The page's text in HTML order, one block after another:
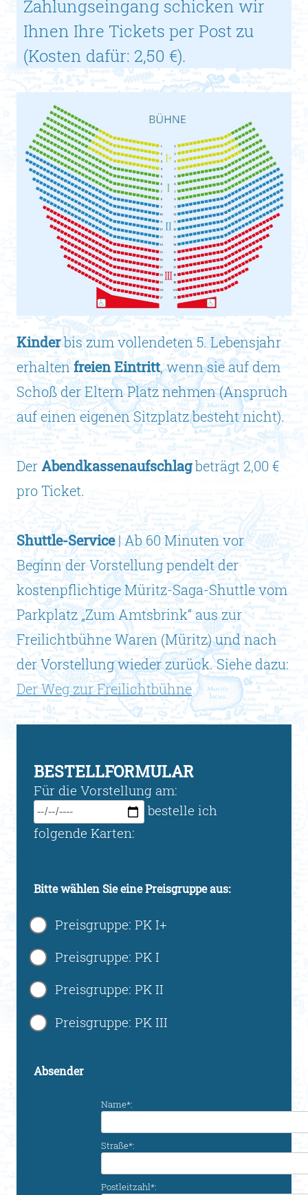
Zahlungseingang schicken wir
Ihnen Ihre Tickets per Post zu
(Kosten dafür: 2,50 €).
Kinderbis zum vollendeten 5. Lebensjahr
erhaltenfreien Eintritt, wenn sie auf dem
Schoß der Eltern Platz nehmen (Anspruch
auf einen eigenen Sitzplatz besteht nicht).
DerAbendkassenaufschlagbeträgt 2,00 €
pro Ticket.
Shuttle-Service| Ab 60 Minuten vor
Beginn der Vorstellung pendelt der
kostenpflichtige Müritz-Saga-Shuttle vom
Parkplatz „Zum Amtsbrink“ aus zur
Freilichtbühne Waren (Müritz) und nach
der Vorstellung wieder zurück. Siehe dazu:
Der Weg zur Freilichtbühne
BESTELLFORMULAR
Für die Vorstellung am:
bestelle ich
folgende Karten:
Bitte wählen Sie eine Preisgruppe aus:
Preisgruppe: PK I+
Preisgruppe: PK I
Preisgruppe: PK II
Preisgruppe: PK III
Absender
Name*:
Straße*:
Postleitzahl*: